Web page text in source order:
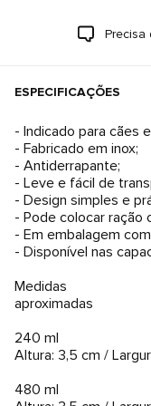
Precisa
ESPECIFICAÇÕES
- Indicado para cães
- Fabricado em inox;
- Antiderrapante;
- Leve e fácil de
- Design simples e
- Pode colocar ração
- Em embalagem
- Disponível nas
Medidas
aproximadas
240 ml
Altura: 3,5 cm /
480 ml